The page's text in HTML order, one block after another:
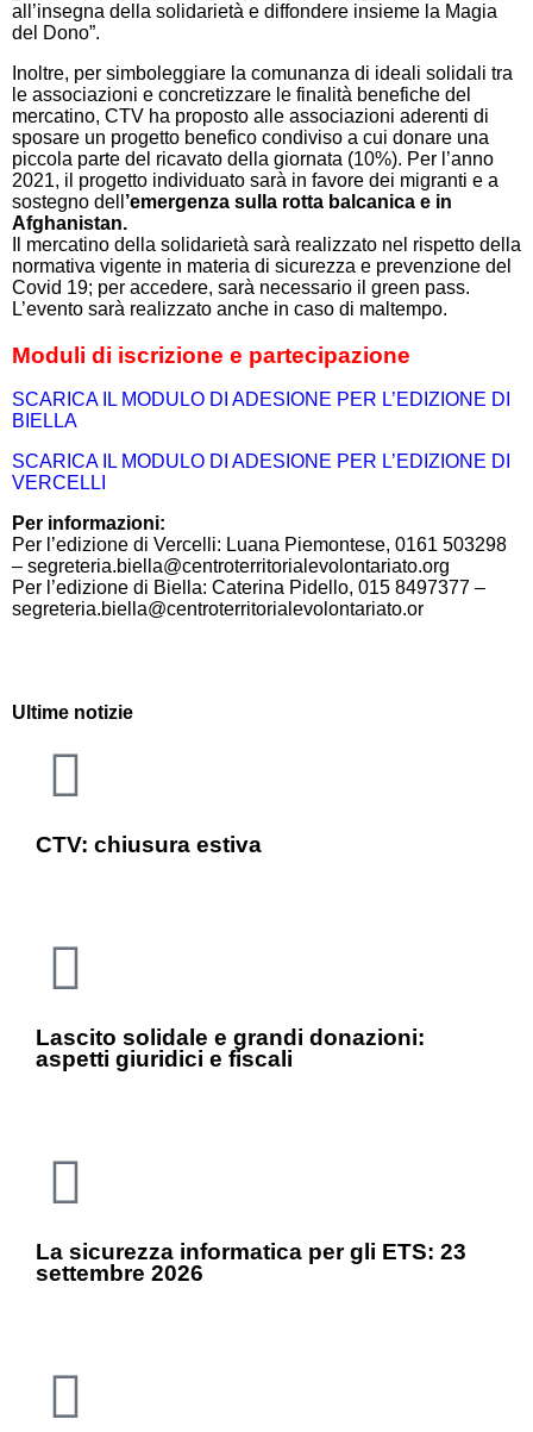
all’insegna della solidarietà e diffondere insieme la Magia
del Dono”.
Inoltre, per simboleggiare la comunanza di ideali solidali tra
le associazioni e concretizzare le finalità benefiche del
mercatino, CTV ha proposto alle associazioni aderenti di
sposare un progetto benefico condiviso a cui donare una
piccola parte del ricavato della giornata (10%). Per l’anno
2021, il progetto individuato sarà in favore dei migranti e a
sostegno dell ’emergenza sulla rotta balcanica e in
Afghanistan.
Il mercatino della solidarietà sarà realizzato nel rispetto della
normativa vigente in materia di sicurezza e prevenzione del
Covid 19; per accedere, sarà necessario il green pass.
L’evento sarà realizzato anche in caso di maltempo.
Moduli di iscrizione e partecipazione
SCARICA IL MODULO DI ADESIONE PER L’EDIZIONE DI
BIELLA
SCARICA IL MODULO DI ADESIONE PER L’EDIZIONE DI
VERCELLI
Per informazioni:
Per l’edizione di Vercelli: Luana Piemontese, 0161 503298
– segreteria.biella@centroterritorialevolontariato.org
Per l’edizione di Biella: Caterina Pidello, 015 8497377 –
segreteria.biella@centroterritorialevolontariato.or
Ultime notizie
CTV: chiusura estiva
Lascito solidale e grandi donazioni:
aspetti giuridici e fiscali
La sicurezza informatica per gli ETS: 23
settembre 2026